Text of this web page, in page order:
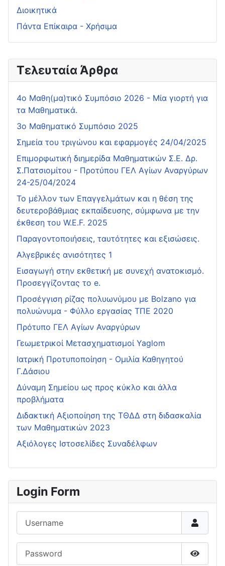
Τελευταία Άρθρα
4o Μαθη(μα)τικό Συμπόσιο 2026 - Μία γιορτή για
τα Μαθηματικά.
3ο Μαθηματικό Συμπόσιο 2025
Σημεία του τριγώνου και εφαρμογές 24/04/2025
Επιμορφωτική διημερίδα Μαθηματικών Σ.Ε. Δρ.
Σ.Πατσιομίτου - Προτύπου ΓΕΛ Αγίων Αναργύρων
24-25/04/2024
Το μέλλον των Επαγγελμάτων και η θέση της
δευτεροβάθμιας εκπαίδευσης, σύμφωνα με την
έκθεση του W.E.F. 2025
Παραγοντοποιήσεις, ταυτότητες και εξισώσεις.
Αλγεβρικές ανισότητες 1
Εισαγωγή στην εκθετική με συνεχή ανατοκισμό.
Προσεγγίζοντας το e.
Προσέγγιση ρίζας πολυωνύμου με Bolzano για
πολυώνυμα - Φύλλο εργασίας ΤΠΕ 2020
Πρότυπο ΓΕΛ Αγίων Αναργύρων
Γεωμετρικοί Μετασχηματισμοί Yaglom
Ιατρική Προτυποποίηση - Ομιλία Καθηγητού
Γ.Δάσιου
Δύναμη Σημείου ως προς κύκλο και άλλα
προβλήματα
Διδακτική Αξιοποίηση της ΤΘΔΔ στη διδασκαλία
των Μαθηματικών 2023
Αξιόλογες Ιστοσελίδες Συναδέλφων
Διοικητικά
Πάντα Επίκαιρα - Χρήσιμα
Login Form